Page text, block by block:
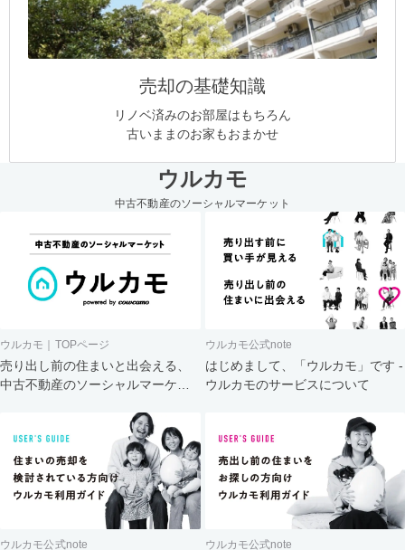
売却の基礎知識
リノベ済みのお部屋はもちろん
古いままのお家もおまかせ
ウルカモ
中古不動産のソーシャルマーケット
ウルカモ｜TOPページ
売り出し前の住まいと出会える、
中古不動産のソーシャルマーケッ
ウルカモ公式note
はじめまして、「ウルカモ」です -
ウルカモのサービスについて
ウルカモ公式note ウルカモ公式note